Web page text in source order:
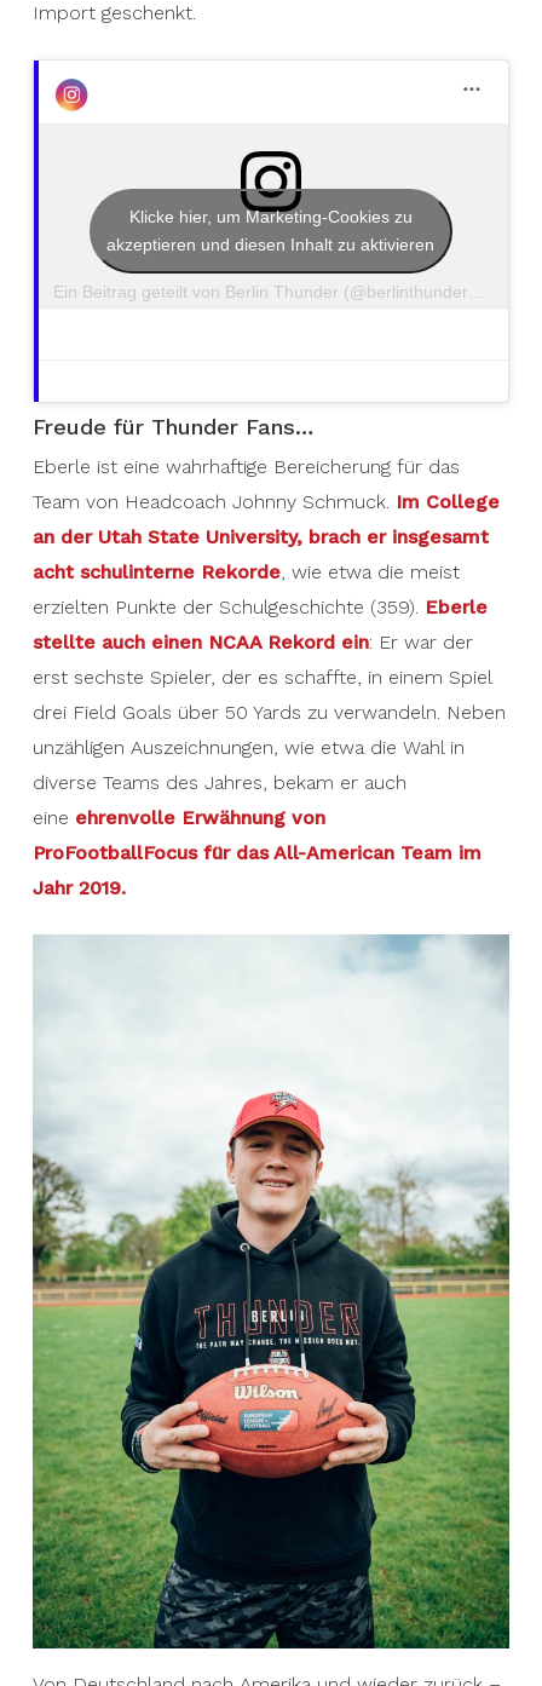
Import geschenkt.
Klicke hier, um Marketing-Cookies zu
akzeptieren und diesen Inhalt zu aktivieren
Freude für Thunder Fans…
Eberle ist eine wahrhaftige Bereicherung für das
Team von Headcoach Johnny Schmuck. Im College
an der Utah State University, brach er insgesamt
acht schulinterne Rekorde, wie etwa die meist
erzielten Punkte der Schulgeschichte (359). Eberle
stellte auch einen NCAA Rekord ein: Er war der
erst sechste Spieler, der es schaffte, in einem Spiel
drei Field Goals über 50 Yards zu verwandeln. Neben
unzähligen Auszeichnungen, wie etwa die Wahl in
diverse Teams des Jahres, bekam er auch
eine ehrenvolle Erwähnung von
ProFootballFocus für das All-American Team im
Jahr 2019.